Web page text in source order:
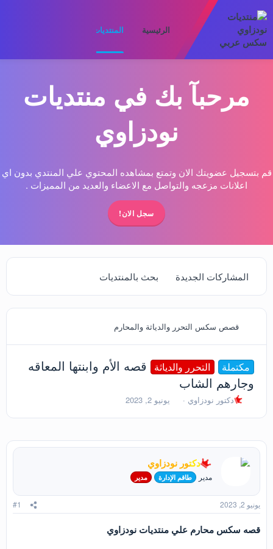
الرئيسية المنتديات
مرحبآ بك في منتديات
نودزاوي
قم بتسجيل عضويتك الان وتمتع بمشاهده المحتوي علي المنتدي بدون اي
اعلانات مزعجه والتواصل مع الاعضاء والعديد من المميزات .
سجل الان!
المشاركات الجديدة بحث بالمنتديات
قصص سكس التحرر والدياثة والمحارم
مكتملة التحرر والدياثة
قصه الأم وابنتها المعاقه
وجارهم الشاب
ب
د
ا
م
و
ع
دكتور نودزاوي
ت
ر
خ
ل
ب
د
ء
يونيو 2, 2023
دكتور نودزاوي
مدير طاقم الإدارة مدير
يونيو 2, 2023 #1
قصه سكس محارم علي منتديات نودزاوي